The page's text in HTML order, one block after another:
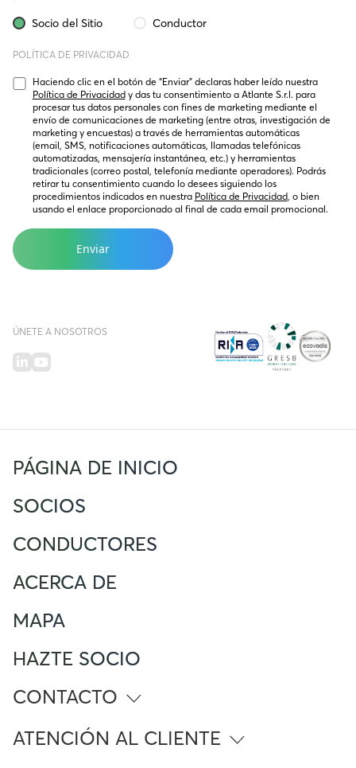
PÁGINA DE INICIO
SOCIOS
CONDUCTORES
ACERCA DE
MAPA
HAZTE SOCIO
CONTACTO
ATENCIÓN AL CLIENTE
Socio del Sitio Conductor
POLÍTICA DE PRIVACIDAD
Haciendo clic en el botón de “Enviar” declaras haber leído nuestra
Política de Privacidad y das tu consentimiento a Atlante S.r.l. para
procesar tus datos personales con fines de marketing mediante el
envío de comunicaciones de marketing (entre otras, investigación de
marketing y encuestas) a través de herramientas automáticas
(email, SMS, notificaciones automáticas, llamadas telefónicas
automatizadas, mensajería instantánea, etc.) y herramientas
tradicionales (correo postal, telefonía mediante operadores). Podrás
retirar tu consentimiento cuando lo desees siguiendo los
procedimientos indicados en nuestra Política de Privacidad, o bien
usando el enlace proporcionado al final de cada email promocional.
ÚNETE A NOSOTROS